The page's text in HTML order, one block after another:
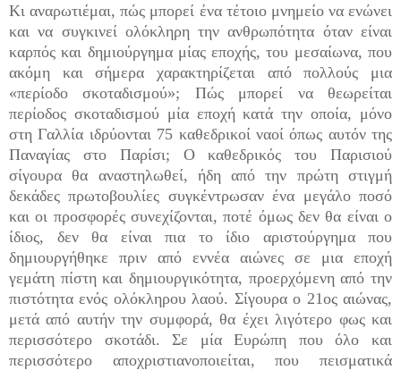
Κι αναρωτιέμαι, πώς μπορεί ένα τέτοιο μνημείο να ενώνει
και να συγκινεί ολόκληρη την ανθρωπότητα όταν είναι
καρπός και δημιούργημα μίας εποχής, του μεσαίωνα, που
ακόμη και σήμερα χαρακτηρίζεται από πολλούς μια
«περίοδο σκοταδισμού»; Πώς μπορεί να θεωρείται
περίοδος σκοταδισμού μία εποχή κατά την οποία, μόνο
στη Γαλλία ιδρύονται 75 καθεδρικοί ναοί όπως αυτόν της
Παναγίας στο Παρίσι; Ο καθεδρικός του Παρισιού
σίγουρα θα αναστηλωθεί, ήδη από την πρώτη στιγμή
δεκάδες πρωτοβουλίες συγκέντρωσαν ένα μεγάλο ποσό
και οι προσφορές συνεχίζονται, ποτέ όμως δεν θα είναι ο
ίδιος, δεν θα είναι πια το ίδιο αριστούργημα που
δημιουργήθηκε πριν από εννέα αιώνες σε μια εποχή
γεμάτη πίστη και δημιουργικότητα, προερχόμενη από την
πιστότητα ενός ολόκληρου λαού. Σίγουρα ο 21ος αιώνας,
μετά από αυτήν την συμφορά, θα έχει λιγότερο φως και
περισσότερο σκοτάδι. Σε μία Ευρώπη που όλο και
περισσότερο αποχριστιανοποιείται, που πεισματικά